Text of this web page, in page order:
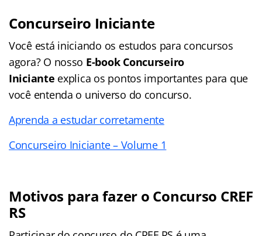
Concurseiro Iniciante
Você está iniciando os estudos para concursos
agora? O nosso E-book Concurseiro
Iniciante explica os pontos importantes para que
você entenda o universo do concurso.
Aprenda a estudar corretamente
Concurseiro Iniciante – Volume 1
Motivos para fazer o Concurso CREF
RS